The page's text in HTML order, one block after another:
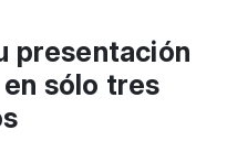
presentación
sólo tres